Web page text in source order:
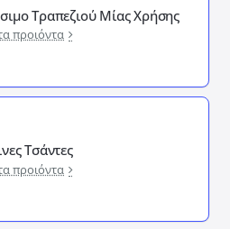
Τραπεζιού Μίας Χρήσης
προιόντα
Τσάντες
προιόντα